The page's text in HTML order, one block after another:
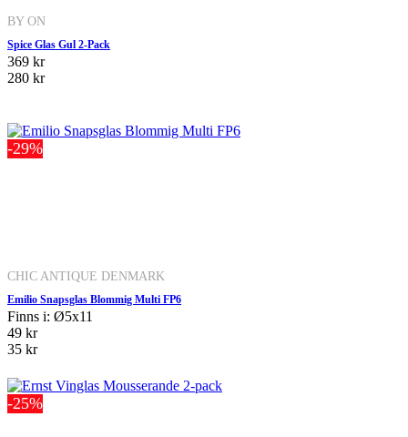
BY ON
Spice Glas Gul 2-Pack
369 kr
280 kr
-29%
CHIC ANTIQUE DENMARK
Emilio Snapsglas Blommig Multi FP6
Finns i: Ø5x11
49 kr
35 kr
-25%